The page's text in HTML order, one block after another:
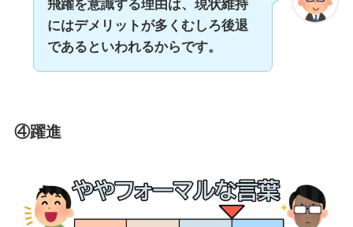
飛躍を意識する理由は、現状維持
にはデメリットが多くむしろ後退
であるといわれるからです。
④躍進